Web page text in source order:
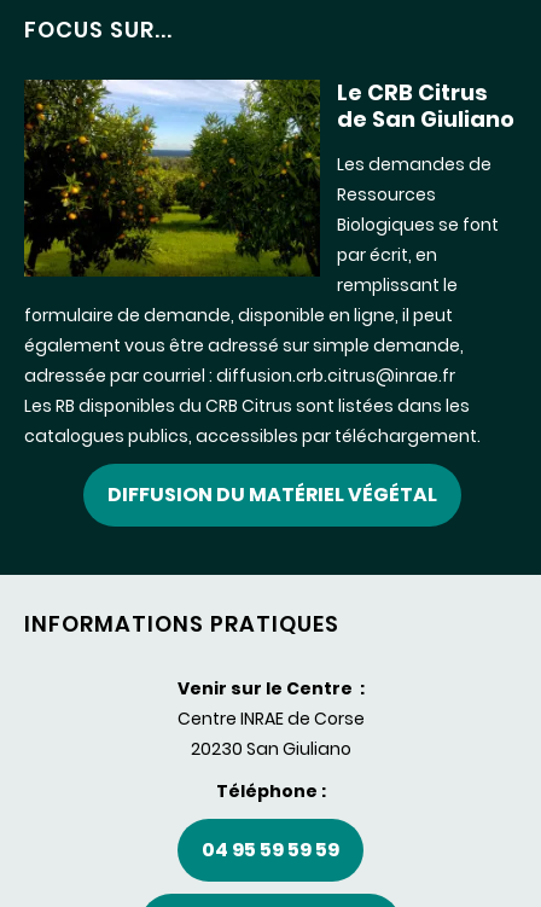
FOCUS SUR...
Le CRB Citrus
de San Giuliano
Les demandes de
Ressources
Biologiques se font
par écrit, en
remplissant le
formulaire de demande, disponible en ligne, il peut
également vous être adressé sur simple demande,
adressée par courriel : diffusion.crb.citrus@inrae.fr
Les RB disponibles du CRB Citrus sont listées dans les
catalogues publics, accessibles par téléchargement.
DIFFUSION DU MATÉRIEL VÉGÉTAL
INFORMATIONS PRATIQUES
Venir sur le Centre :
Centre INRAE de Corse
20230 San Giuliano
Téléphone :
04 95 59 59 59